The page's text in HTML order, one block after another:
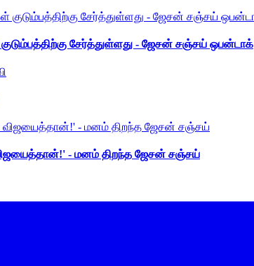
குடும்பத்திற்கு சேர்த்துள்ளது - ஜேசன் சஞ்சய் ஒபன்டாக்
விஜயைத்தான்!' - மனம் திறந்த ஜேசன் சஞ்சய்